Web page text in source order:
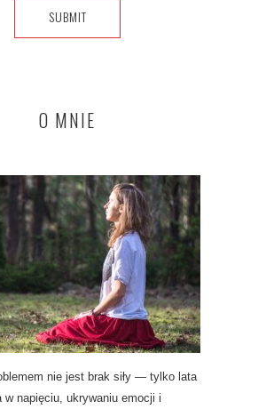
O MNIE
nie jest brak siły — tylko lata
w napięciu, ukrywaniu emocji i